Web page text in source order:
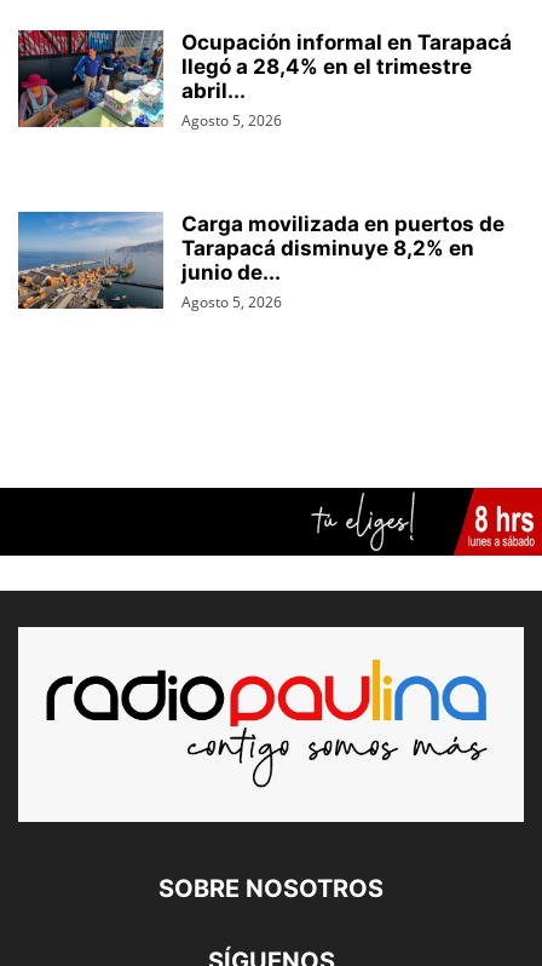
Ocupación informal en Tarapacá
llegó a 28,4% en el trimestre
abril...
Agosto 5, 2026
Carga movilizada en puertos de
Tarapacá disminuye 8,2% en
junio de...
Agosto 5, 2026
SOBRE NOSOTROS